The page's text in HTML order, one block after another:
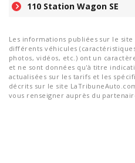
110 Station Wagon SE
Les informations publiées sur le
différents véhicules
photos, vidéos, etc.) ont un
et ne sont données qu'à titre
actualisées sur les tarifs et les
décrits sur le site
vous renseigner auprès du